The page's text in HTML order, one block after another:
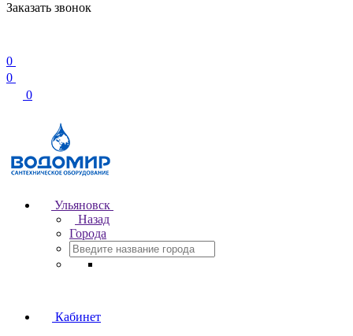
Заказать звонок
0
0
0
Ульяновск
Назад
Города
Кабинет